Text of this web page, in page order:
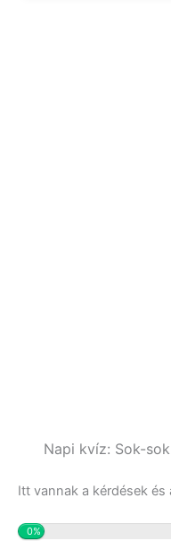
Napi kvíz: Sok-
Itt vannak a kérdések és
0%